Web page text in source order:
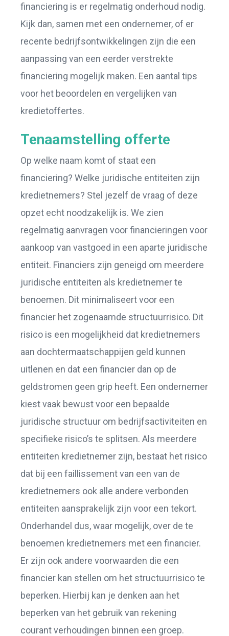
financiering is er regelmatig onderhoud nodig.
Kijk dan, samen met een ondernemer, of er
recente bedrijfsontwikkelingen zijn die een
aanpassing van een eerder verstrekte
financiering mogelijk maken. Een aantal tips
voor het beoordelen en vergelijken van
kredietoffertes.
Tenaamstelling offerte
Op welke naam komt of staat een
financiering? Welke juridische entiteiten zijn
kredietnemers? Stel jezelf de vraag of deze
opzet echt noodzakelijk is. We zien
regelmatig aanvragen voor financieringen voor
aankoop van vastgoed in een aparte juridische
entiteit. Financiers zijn geneigd om meerdere
juridische entiteiten als kredietnemer te
benoemen. Dit minimaliseert voor een
financier het zogenaamde structuurrisico. Dit
risico is een mogelijkheid dat kredietnemers
aan dochtermaatschappijen geld kunnen
uitlenen en dat een financier dan op de
geldstromen geen grip heeft. Een ondernemer
kiest vaak bewust voor een bepaalde
juridische structuur om bedrijfsactiviteiten en
specifieke risico’s te splitsen. Als meerdere
entiteiten kredietnemer zijn, bestaat het risico
dat bij een faillissement van een van de
kredietnemers ook alle andere verbonden
entiteiten aansprakelijk zijn voor een tekort.
Onderhandel dus, waar mogelijk, over de te
benoemen kredietnemers met een financier.
Er zijn ook andere voorwaarden die een
financier kan stellen om het structuurrisico te
beperken. Hierbij kan je denken aan het
beperken van het gebruik van rekening
courant verhoudingen binnen een groep.